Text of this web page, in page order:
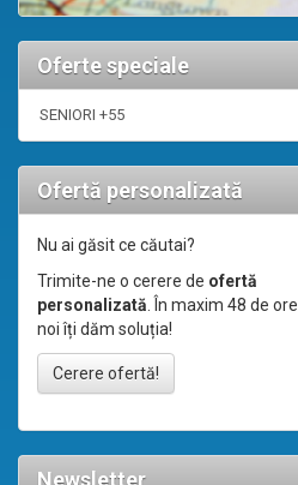
Oferte speciale
SENIORI +55
Ofertă personalizată
Nu ai găsit ce căutai?
Trimite-ne o cerere de ofertă
personalizată. În maxim 48 de ore
noi îți dăm soluția!
Cerere ofertă!